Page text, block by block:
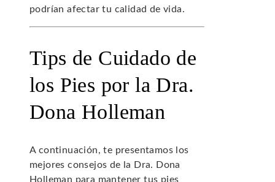
podrían afectar tu calidad de vida.
Tips de Cuidado de
los Pies por la Dra.
Dona Holleman
A continuación, te presentamos los
mejores consejos de la Dra. Dona
Holleman para mantener tus pies